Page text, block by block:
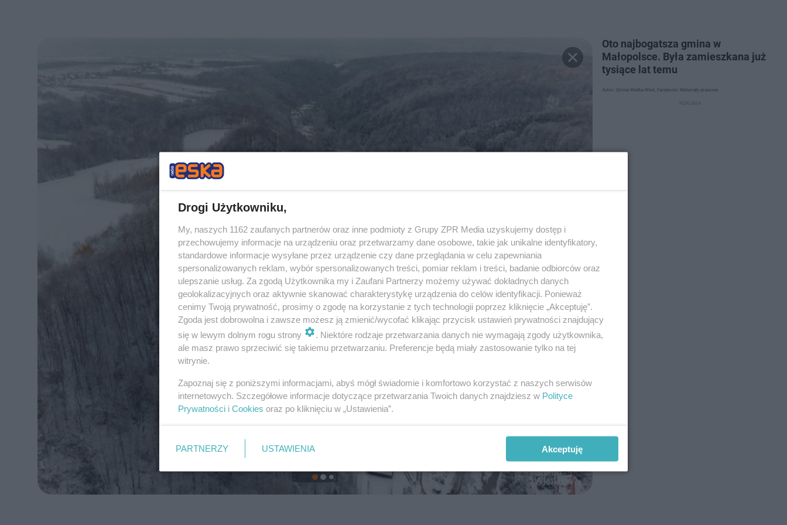
Oto najbogatsza gmina w
Małopolsce. Była zamieszkana już
tysiące lat temu
Autor: Gmina Wielka Wieś, Facebook/ Materiały prasowe
Drogi Użytkowniku,
My, naszych 1162 zaufanych partnerów oraz inne podmioty z Grupy ZPR Media uzyskujemy dostęp i
przechowujemy informacje na urządzeniu oraz przetwarzamy dane osobowe, takie jak unikalne identyfikatory,
standardowe informacje wysyłane przez urządzenie czy dane przeglądania w celu zapewniania
spersonalizowanych reklam, wybór spersonalizowanych treści, pomiar reklam i treści, badanie odbiorców oraz
ulepszanie usług. Za zgodą Użytkownika my i Zaufani Partnerzy możemy używać dokładnych danych
geolokalizacyjnych oraz aktywnie skanować charakterystykę urządzenia do celów identyfikacji. Ponieważ
cenimy Twoją prywatność, prosimy o zgodę na korzystanie z tych technologii poprzez kliknięcie „Akceptuję”.
Zgoda jest dobrowolna i zawsze możesz ją zmienić/wycofać klikając przycisk ustawień prywatności znajdujący
się w lewym dolnym rogu strony
. Niektóre rodzaje przetwarzania danych nie wymagają zgody użytkownika,
ale masz prawo sprzeciwić się takiemu przetwarzaniu. Preferencje będą miały zastosowanie tylko na tej
witrynie.
Zapoznaj się z poniższymi informacjami, abyś mógł świadomie i komfortowo korzystać z naszych serwisów
internetowych. Szczegółowe informacje dotyczące przetwarzania Twoich danych znajdziesz w Polityce
Prywatności i Cookies oraz po kliknięciu w „Ustawienia”.
PARTNERZY USTAWIENIA Akceptuję